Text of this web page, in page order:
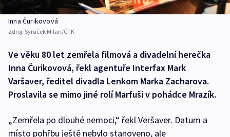
Inna Čurikovová
Zdroj: Syruček Milan/ČTK
Ve věku 80 let zemřela filmová a divadelní herečka
Inna Čurikovová, řekl agentuře Interfax Mark
Varšaver, ředitel divadla Lenkom Marka Zacharova.
Proslavila se mimo jiné rolí Marfuši v pohádce Mrazík.
„Zemřela po dlouhé nemoci,“ řekl Veršaver. Datum a
místo pohřbu ještě nebylo stanoveno, ale